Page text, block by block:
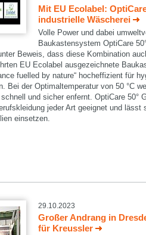
Mit EU Ecolabel:
industrielle Wäscherei
Volle Power und dabei
Baukastensystem OptiCare
Beweis, dass diese Kombination
EU Ecolabel ausgezeichnete
fuelled by nature“ hocheffizient für
Bei der Optimaltemperatur von 50 °C
und sicher enfernt. OptiCare 50°
jeder Art geeignet und lässt
einsetzen.
29.10.2023
Großer Andrang in
für Kreussler